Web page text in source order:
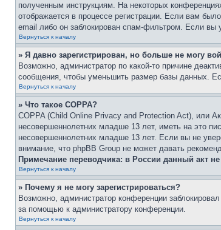
полученным инструкциям. На некоторых
отображается в процессе регистрации. Если вам
email либо он заблокирован спам-фильтром. Если вы
Вернуться к началу
» Я давно зарегистрирован, но больше не могу
Возможно, администратор по какой-то причине
сообщения, чтобы уменьшить размер базы данных.
Вернуться к началу
» Что такое COPPA?
COPPA (Child Online Privacy and Protection Act), или
несовершеннолетних младше 13 лет, иметь на это
несовершеннолетних младше 13 лет. Если вы не
внимание, что phpBB Group не может давать
Примечание переводчика: в России данный акт
Вернуться к началу
» Почему я не могу зарегистрироваться?
Возможно, администратор конференции
за помощью к администратору конференции.
Вернуться к началу